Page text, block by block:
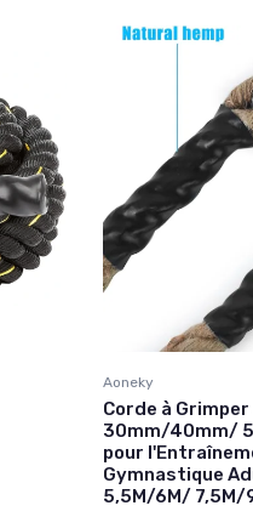
Aoneky
Corde à
30mm/40mm/
pour
Gymnastique
5,5M/6M/ 7,5M/